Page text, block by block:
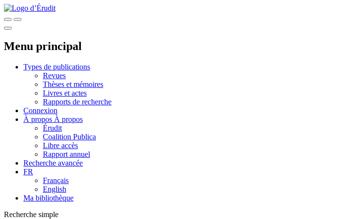
Menu principal
Types de publications
Revues
Thèses et mémoires
Livres et actes
Rapports de recherche
Connexion
À propos À propos
Érudit
Coalition Publica
Libre accès
Rapport annuel
Recherche avancée
FR
Français
English
Ma bibliothèque
Recherche simple